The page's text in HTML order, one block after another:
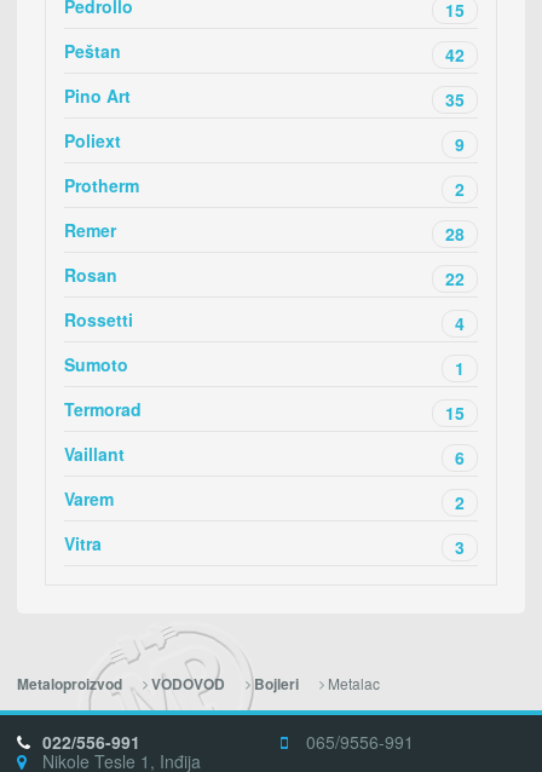
Pedrollo
15
Peštan
42
Pino Art
35
Poliext
9
Protherm
2
Remer
28
Rosan
22
Rossetti
4
Sumoto
1
Termorad
15
Vaillant
6
Varem
2
Vitra
3
Metaloproizvod VODOVOD Bojleri Metalac
022/556-991
065/9556-991
Nikole Tesle 1, Inđija